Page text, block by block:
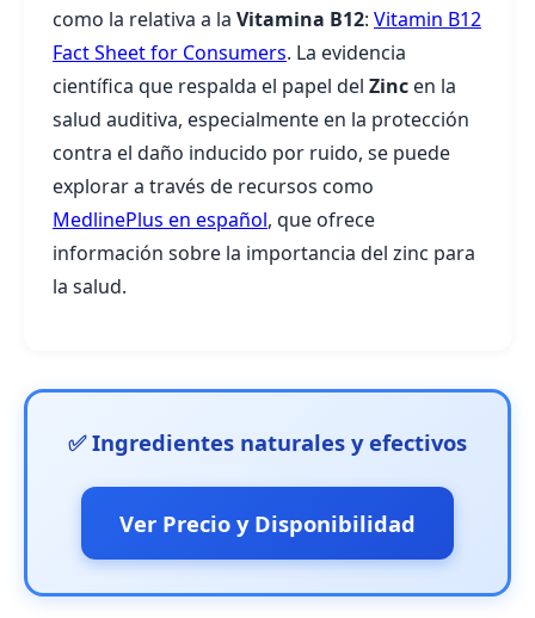
como la relativa a la Vitamina B12: Vitamin B12
Fact Sheet for Consumers. La evidencia
científica que respalda el papel del Zinc en la
salud auditiva, especialmente en la protección
contra el daño inducido por ruido, se puede
explorar a través de recursos como
MedlinePlus en español, que ofrece
información sobre la importancia del zinc para
la salud.
✅ Ingredientes naturales y efectivos
Ver Precio y Disponibilidad